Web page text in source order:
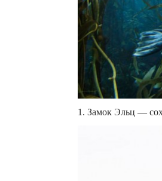
1. Замок Эльц —